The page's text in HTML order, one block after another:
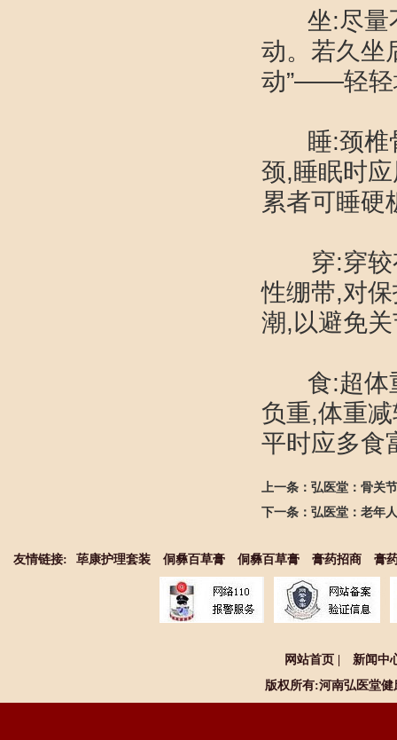
坐:尽量不
动。若久坐
动”——轻
睡:颈椎骨
颈,睡眠时
累者可睡
穿:穿较有
性绷带,对
潮,以避免
食:超体重
负重,体重
平时应多食
上一条： 弘医堂：骨关
下一条： 弘医堂：老年
友情链接: 荜康护理套装 侗彝百草膏 侗彝百草膏 膏药招商 膏
网站首页
新闻中
版权所有:河南弘医堂健